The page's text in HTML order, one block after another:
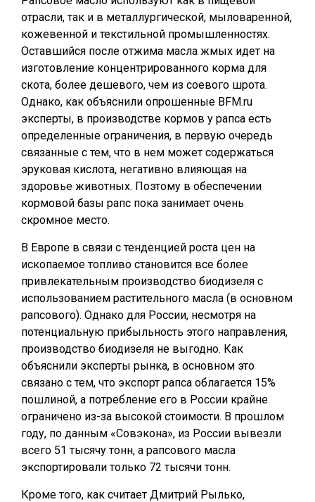
отрасли, так и в металлургической, мыловаренной,
кожевенной и текстильной промышленностях.
Оставшийся после отжима масла жмых идет на
изготовление концентрированного корма для
скота, более дешевого, чем из соевого шрота.
Однако, как объяснили опрошенные BFM.ru
эксперты, в производстве кормов у рапса есть
определенные ограничения, в первую очередь
связанные с тем, что в нем может содержаться
эруковая кислота, негативно влияющая на
здоровье животных. Поэтому в обеспечении
кормовой базы рапс пока занимает очень
скромное место.
В Европе в связи с тенденцией роста цен на
ископаемое топливо становится все более
привлекательным производство биодизеля с
использованием растительного масла (в основном
рапсового). Однако для России, несмотря на
потенциальную прибыльность этого направления,
производство биодизеля не выгодно. Как
объяснили эксперты рынка, в основном это
связано с тем, что экспорт рапса облагается 15%
пошлиной, а потребление его в России крайне
ограничено из-за высокой стоимости. В прошлом
году, по данным «Совэкона», из России вывезли
всего 51 тысячу тонн, а рапсового масла
экспортировали только 72 тысячи тонн.
Кроме того, как считает Дмитрий Рылько,